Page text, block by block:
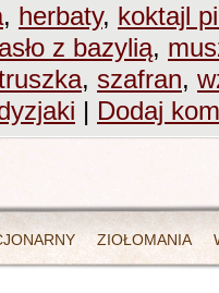
, herbaty, koktajl
z bazylią,
, szafran,
| Dodaj
ZIOŁOMANIA